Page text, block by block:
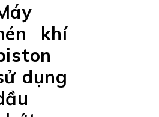
khí
dụng